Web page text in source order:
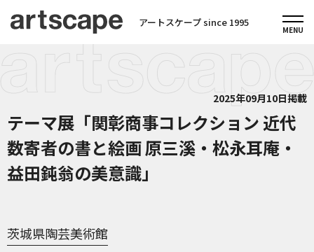
アートスケープ since 1995
2025年09月10日掲載
テーマ展「関彰商事コレクション 近代
数寄者の書と絵画 原三溪・松永耳庵・
益田鈍翁の美意識」
茨城県陶芸美術館